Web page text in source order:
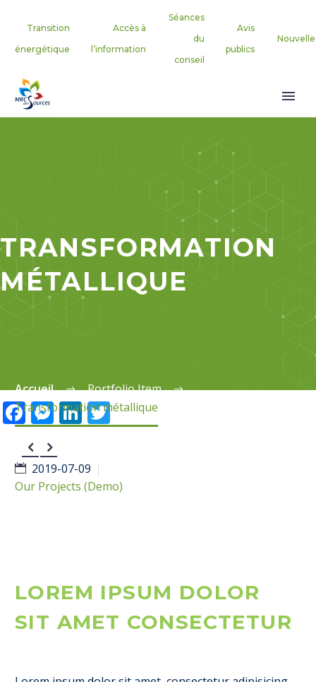
Transition
énergétique
Accès à
l’information
Séances
du
conseil
Avis
publics
TRANSFORMATION
MÉTALLIQUE
Facebook
Messenger
LinkedIn
Twitter
Accueil
Portfolio Item
Transformation métallique
 
2019-07-09
Our Projects (Demo)
LOREM IPSUM DOLOR
SIT AMET CONSECTETUR